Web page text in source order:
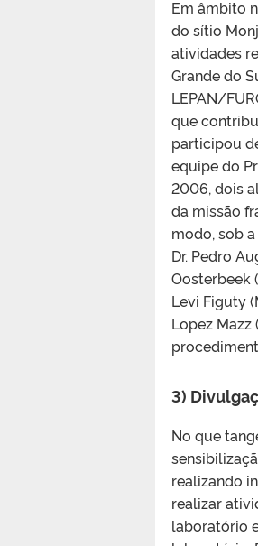
Em âmbito
do sítio
atividades
Grande do
LEPAN/
que
participou
equipe do
2006, dois
da missão
modo, sob
Dr. Pedro
Oosterbeek
Levi Figuty
Lopez
3)
No que
realizando
realizar
laboratório